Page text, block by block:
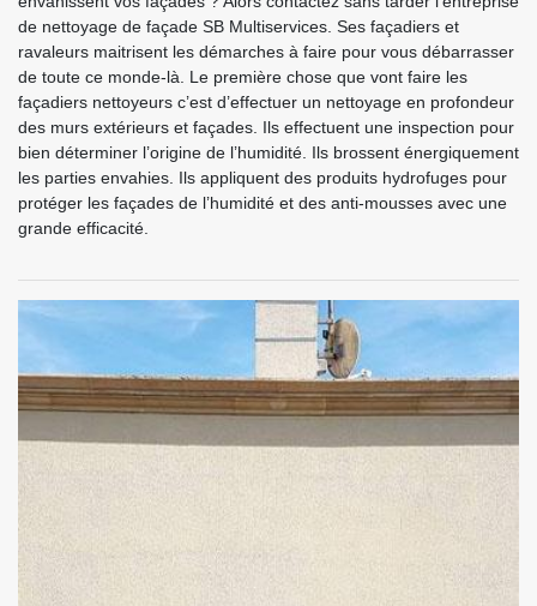
de nettoyage de façade SB Multiservices. Ses façadiers et
ravaleurs maitrisent les démarches à faire pour vous débarrasser
de toute ce monde-là. Le première chose que vont faire les
façadiers nettoyeurs c’est d’effectuer un nettoyage en profondeur
des murs extérieurs et façades. Ils effectuent une inspection pour
bien déterminer l’origine de l’humidité. Ils brossent énergiquement
les parties envahies. Ils appliquent des produits hydrofuges pour
protéger les façades de l’humidité et des anti-mousses avec une
grande efficacité.